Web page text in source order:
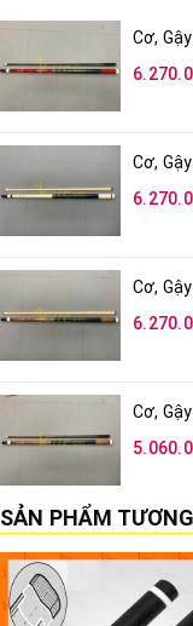
Cơ,
Cơ,
Cơ,
Cơ,
SẢN PHẨM